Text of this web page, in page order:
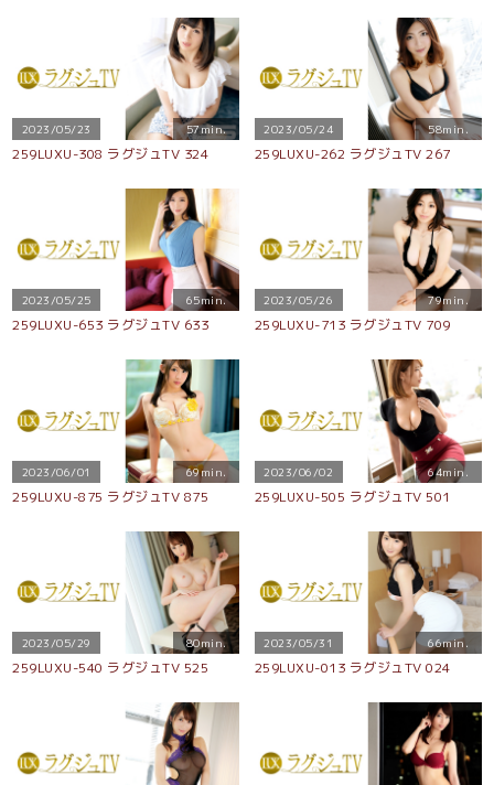
2023/05/23 57min.
259LUXU-308 ラグジュTV 324
2023/05/24 58min.
259LUXU-262 ラグジュTV 267
2023/05/25 65min.
259LUXU-653 ラグジュTV 633
2023/05/26 79min.
259LUXU-713 ラグジュTV 709
2023/06/01 69min.
259LUXU-875 ラグジュTV 875
2023/06/02 64min.
259LUXU-505 ラグジュTV 501
2023/05/29 80min.
259LUXU-540 ラグジュTV 525
2023/05/31 66min.
259LUXU-013 ラグジュTV 024